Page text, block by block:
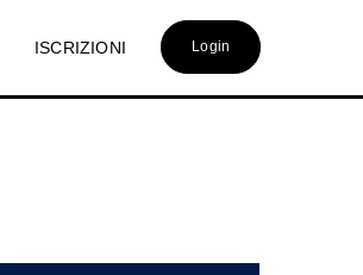
ISCRIZIONI Login